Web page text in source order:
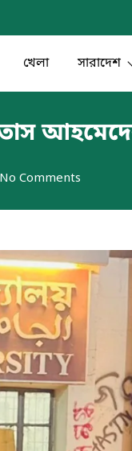
খেলা সারাদেশ
No Comments